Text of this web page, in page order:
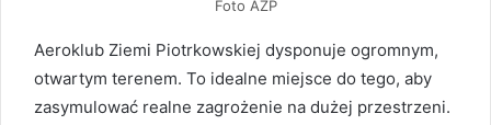
Foto AZP
Aeroklub Ziemi Piotrkowskiej dysponuje ogromnym,
otwartym terenem. To idealne miejsce do tego, aby
zasymulować realne zagrożenie na dużej przestrzeni.